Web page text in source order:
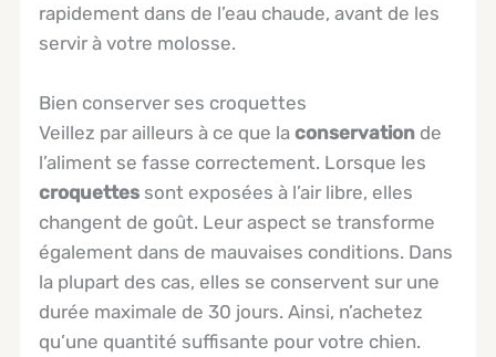
rapidement dans de l’eau chaude, avant de les
servir à votre molosse.
Bien conserver ses croquettes
Veillez par ailleurs à ce que laconservation de
l’aliment se fasse correctement. Lorsque les
croquettes sont exposées à l’air libre, elles
changent de goût. Leur aspect se transforme
également dans de mauvaises conditions. Dans
la plupart des cas, elles se conservent sur une
durée maximale de 30 jours. Ainsi, n’achetez
qu’une quantité suffisante pour votre chien.